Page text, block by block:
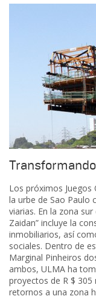
Los próximos
la urbe de Sao Paulo
viarias. En la zona
Zaidan” incluye la
inmobiliarios, así
sociales. Dentro de
Marginal Pinheiros
ambos, ULMA ha
proyectos de R $
retornos a una zona